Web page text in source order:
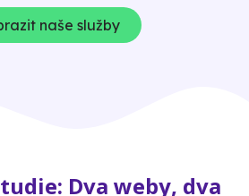
naše služby
Dva weby, dva